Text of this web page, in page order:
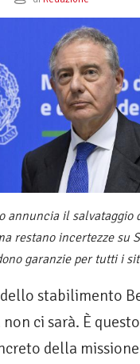
annuncia il salvataggio
restano incertezze su
garanzie per tutti i
stabilimento
ci sarà. È
della